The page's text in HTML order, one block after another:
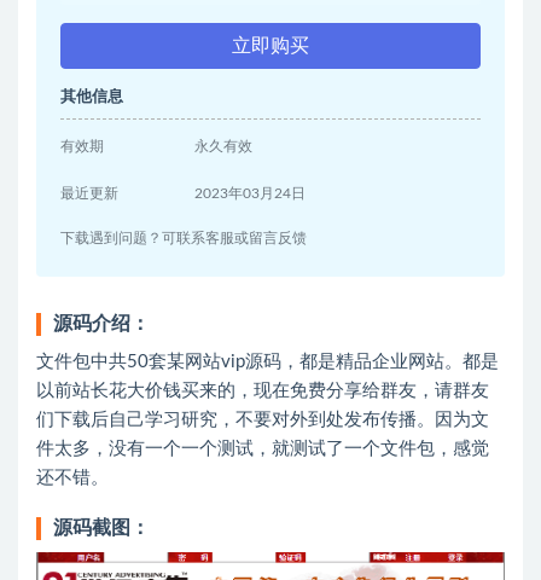
立即购买
其他信息
有效期 永久有效
最近更新 2023年03月24日
下载遇到问题？可联系客服或留言反馈
源码介绍：
文件包中共50套某网站vip源码，都是精品企业网站。都是
以前站长花大价钱买来的，现在免费分享给群友，请群友
们下载后自己学习研究，不要对外到处发布传播。因为文
件太多，没有一个一个测试，就测试了一个文件包，感觉
还不错。
源码截图：